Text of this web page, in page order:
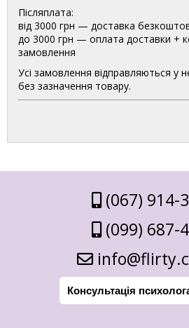
Післяплата:
від 3000 грн — доставка
до 3000 грн — оплата доставки +
замовлення
Усі замовлення відправляються у
без зазначення товару.
(067) 914-
(099) 687-
Консультація